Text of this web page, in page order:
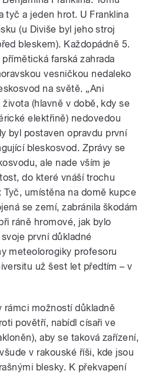
tyč a jeden hrot. U Franklina
(u Diviše byl jeho stroj
bleskem). Každopádně 5.
farská zahrada
vesničkou nedaleko
na světě. „Ani
(hlavně v době, kdy se
elektřině) nedovedou
byl postaven opravdu první
bleskosvod. Zprávy se
ale nade vším je
do které vnáší trochu
Tyč, umístěna na domě kupce
se zemí, zabránila škodám
ráně hromové, jak bylo
první důkladné
meteolorogiky profesoru
už šest let předtím – v
rámci možností důkladně
povětří, nabídl císaři ve
aby se taková zařízení,
v rakouské říši, kde jsou
blesky. K překvapení